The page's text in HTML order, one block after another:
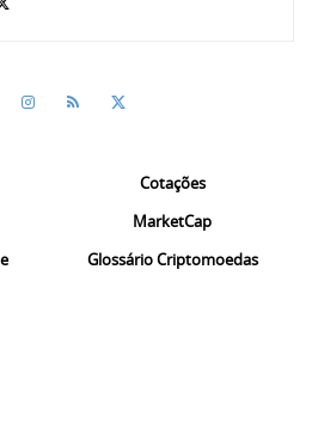
Cotações
MarketCap
Glossário Criptomoedas